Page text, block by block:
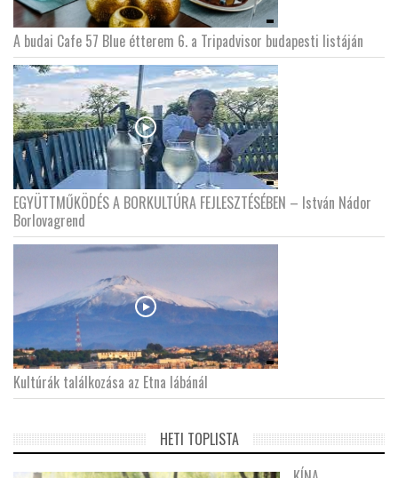
A budai Cafe 57 Blue étterem 6. a Tripadvisor budapesti listáján
EGYÜTTMŰKÖDÉS A BORKULTÚRA FEJLESZTÉSÉBEN – István Nádor
Borlovagrend
Kultúrák találkozása az Etna lábánál
HETI TOPLISTA